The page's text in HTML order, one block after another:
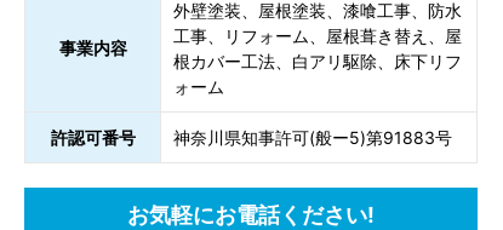
事業内容
外壁塗装、屋根塗装、漆喰工事、防水
工事、リフォーム、屋根葺き替え、屋
根カバー工法、白アリ駆除、床下リフ
ォーム
許認可番号 神奈川県知事許可(般ー5)第91883号
お気軽にお電話ください!